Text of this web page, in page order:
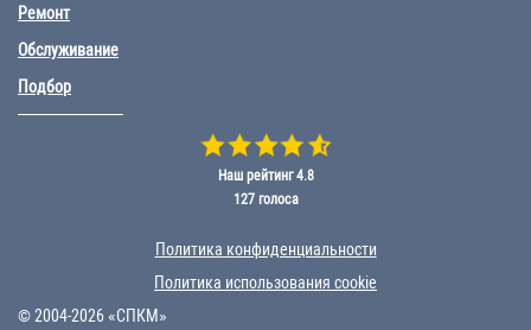
Ремонт
Обслуживание
Подбор
Наш рейтинг4.8
127голоса
Политика конфиденциальности
Политика использования cookie
© 2004-2026 «СПКМ»